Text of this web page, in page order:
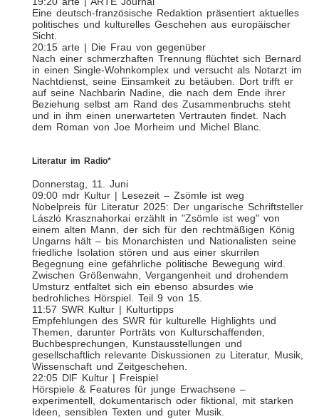
Eine deutsch-französische Redaktion präsentiert aktuelles
politisches und kulturelles Geschehen aus europäischer
Sicht.
20:15 arte | Die Frau von gegenüber
Nach einer schmerzhaften Trennung flüchtet sich Bernard
in einen Single-Wohnkomplex und versucht als Notarzt im
Nachtdienst, seine Einsamkeit zu betäuben. Dort trifft er
auf seine Nachbarin Nadine, die nach dem Ende ihrer
Beziehung selbst am Rand des Zusammenbruchs steht
und in ihm einen unerwarteten Vertrauten findet. Nach
dem Roman von Joe Morheim und Michel Blanc.
Literatur im Radio*
Donnerstag, 11. Juni
09:00 mdr Kultur | Lesezeit – Zsömle ist weg
Nobelpreis für Literatur 2025: Der ungarische Schriftsteller
László Krasznahorkai erzählt in "Zsömle ist weg" von
einem alten Mann, der sich für den rechtmäßigen König
Ungarns hält – bis Monarchisten und Nationalisten seine
friedliche Isolation stören und aus einer skurrilen
Begegnung eine gefährliche politische Bewegung wird.
Zwischen Größenwahn, Vergangenheit und drohendem
Umsturz entfaltet sich ein ebenso absurdes wie
bedrohliches Hörspiel. Teil 9 von 15.
11:57 SWR Kultur | Kulturtipps
Empfehlungen des SWR für kulturelle Highlights und
Themen, darunter Porträts von Kulturschaffenden,
Buchbesprechungen, Kunstausstellungen und
gesellschaftlich relevante Diskussionen zu Literatur, Musik,
Wissenschaft und Zeitgeschehen.
22:05 DlF Kultur | Freispiel
Hörspiele & Features für junge Erwachsene –
experimentell, dokumentarisch oder fiktional, mit starken
Ideen, sensiblen Texten und guter Musik.